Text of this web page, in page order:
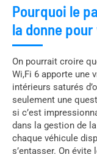
Pourquoi le
la donne
On pourrait croire
Wi,Fi 6 apporte une
intérieurs saturés
seulement une
si c’est
dans la gestion de
chaque véhicule
s’entasser. On